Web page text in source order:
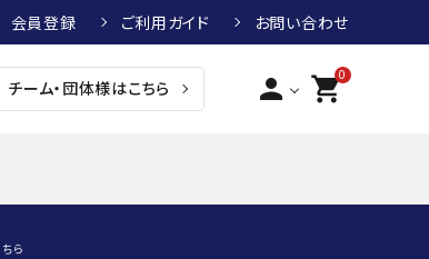
会員登録 ご利用ガイド お問い合わせ
チーム・団体様はこちら person 0
shopping_cart
ら